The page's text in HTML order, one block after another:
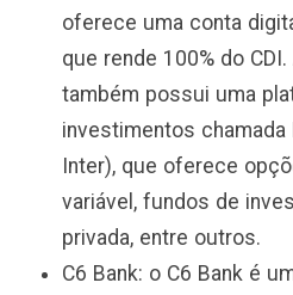
oferece uma conta
que rende 100% do
também possui uma
investimentos chamada
Inter), que oferece
variável, fundos de
privada, entre outros.
C6 Bank: o C6 Bank é